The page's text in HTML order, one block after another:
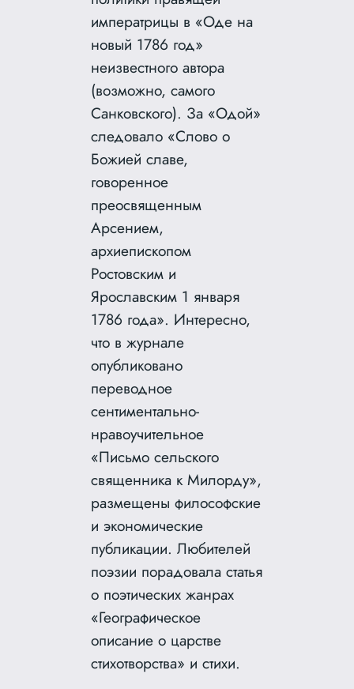
императрицы в «Оде на
новый 1786 год»
неизвестного автора
(возможно, самого
Санковского). За «Одой»
следовало «Слово о
Божией славе,
говоренное
преосвященным
Арсением,
архиепископом
Ростовским и
Ярославским 1 января
1786 года». Интересно,
что в журнале
опубликовано
переводное
сентиментально-
нравоучительное
«Письмо сельского
священника к Милорду»,
размещены философские
и экономические
публикации. Любителей
поэзии порадовала статья
о поэтических жанрах
«Географическое
описание о царстве
стихотворства» и стихи.